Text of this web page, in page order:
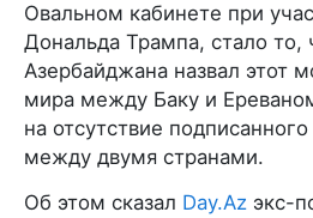
Овальном кабинете при
Дональда Трампа, стало то,
Азербайджана назвал этот
мира между Баку и
на отсутствие
между двумя странами.
Об этом сказал Day.Az экс-